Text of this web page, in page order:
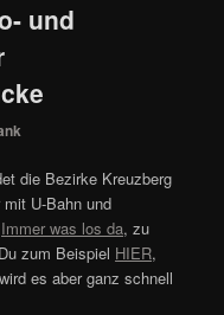
und
die Bezirke Kreuzberg
U-Bahn und
Immer was los da, zu
zum Beispiel HIER,
es aber ganz schnell